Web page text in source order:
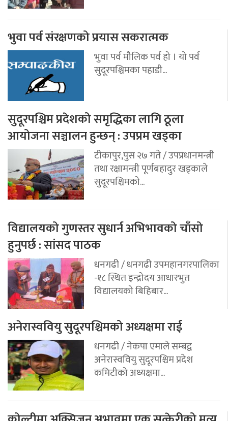
भुवा पर्व संरक्षणको प्रयास सकरात्मक
भुवा पर्व मौलिक पर्व हो । यो पर्व
सुदूरपश्चिमका पहाडी...
सुदूरपश्चिम प्रदेशको समृद्धिका लागि ठूला
आयोजना सञ्चालन हुन्छन् : उपप्रम खड्का
टीकापुर,पुस २७ गते / उपप्रधानमन्त्री
तथा रक्षामन्त्री पूर्णबहादुर खड्काले
सुदूरपश्चिमको...
विद्यालयको गुणस्तर सुधार्न अभिभावको चाँसो
हुनुपर्छ : सांसद पाठक
धनगढी / धनगढी उपमहानगरपालिका
-१८ स्थित इन्द्रोदय आधारभुत
विद्यालयको बिहिबार...
अनेरास्ववियु सुदूरपश्चिमको अध्यक्षमा राई
धनगढी / नेकपा एमाले सम्बद्व
अनेरास्ववियु सुदूरपश्चिम प्रदेश
कमिटीको अध्यक्षमा...